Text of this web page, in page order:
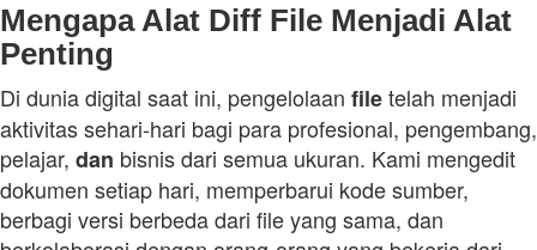
Mengapa Alat Diff File Menjadi Alat
Penting
Di dunia digital saat ini, pengelolaan filetelah menjadi
aktivitas sehari-hari bagi para profesional, pengembang,
pelajar, dan bisnis dari semua ukuran. Kami mengedit
dokumen setiap hari, memperbarui kode sumber,
berbagi versi berbeda dari file yang sama, dan